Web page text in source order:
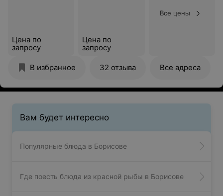
Цена по
запросу
Цена по
запросу
Все цены
В избранное 32 отзыва Все адреса
Вам будет интересно
Популярные блюда в Борисове
Где поесть блюда из красной рыбы в Борисове